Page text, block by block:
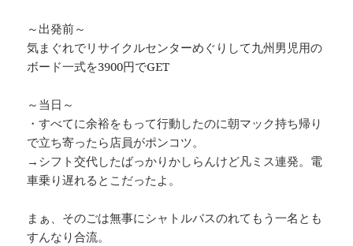
～出発前～
気まぐれでリサイクルセンターめぐりして九州男児用の
ボード一式を3900円でGET
～当日～
・すべてに余裕をもって行動したのに朝マック持ち帰り
で立ち寄ったら店員がポンコツ。
→シフト交代したばっかりかしらんけど凡ミス連発。電
車乗り遅れるとこだったよ。
まぁ、そのごは無事にシャトルバスのれてもう一名とも
すんなり合流。